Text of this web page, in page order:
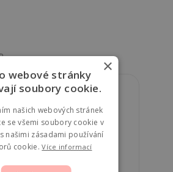
×
webové stránky
soubory cookie.
našich webových stránek
se všemi soubory cookie v
našimi zásadami používání
cookie.Více informací